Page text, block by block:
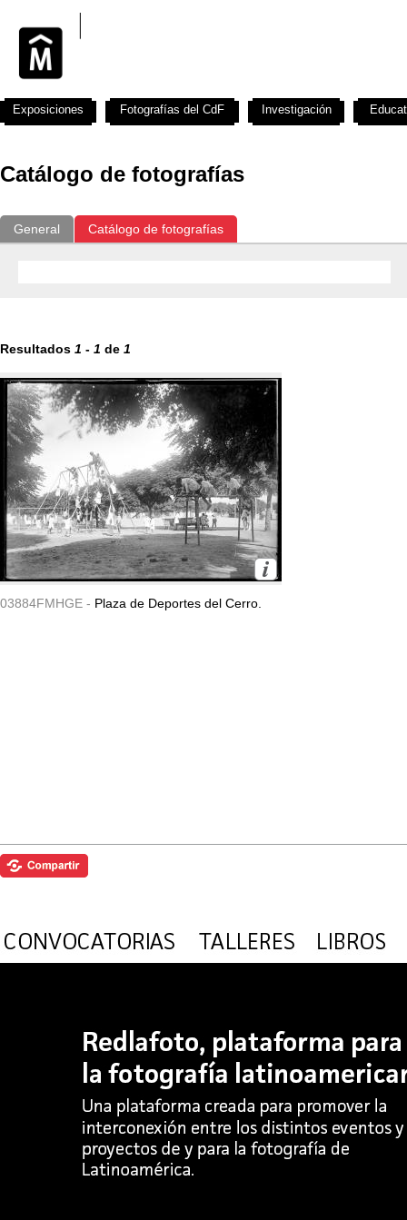
Catálogo de fotografías
General Catálogo de fotografías
Resultados 1 - 1 de 1
03884FMHGE - Plaza de Deportes del Cerro.
Exposiciones Fotografías del CdF Investigación